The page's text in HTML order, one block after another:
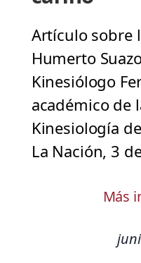
Artículo sobre
Humerto
Kinesiólogo
académico de
Kinesiología
La Nación, 3
Más